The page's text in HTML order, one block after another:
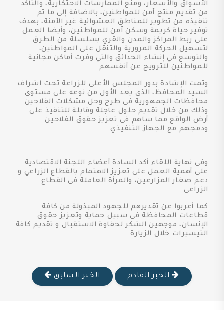
الأسواق والأسعار، ومنع الممارسات الاحتكارية، والتأكد
من تقديم منتج آمن للمواطنين، بالاضافة إلى ما تم
تنفيذه من تطوير للمناطق العشوائية غير الآمنة، بهدف
توفير حياة كريمة وسكن آمن للمواطنين، وأيضا العمل
على ربط المراكز والمدن والقري بسلسلة من الطرق
لتسهيل الحركة المرورية والتنقل على المواطنين،
والتوسع في إنشاء الحدائق والتي وفرت أماكن مجانية
للمواطنين للترويح عن أنفسهم.
وتمت الإشادة بدور المجلس الأعلى للزراعة تحت اشراف
السيد المحافظ، الذى يعد الأول من نوعه على مستوى
محافظات الجمهورية فى طرح وحل مشكلات الفلاحين
وذلك من خلال تقديم حلول عاجلة وقابلة للتنفيذ على
أرض الواقع مما ساهم فى تعزيز حقوق الفلاحين
ودمجهم مع الجهاز التنفيذي.
وفى نهاية اللقاء أكد السادة أعضاء اللجنة الاقتصادية
على أهمية العمل على تعزيز الاهتمام بالقطاع الزراعي و
دعم صغار المزارعين، والمرأة العاملة فى القطاع
الزراعى.
كما أعربوا عن تقديرهم للجهود المبذولة من كافة
قطاعات المحافظة فى سبيل حماية وتعزيز حقوق
الإنسان، موجهين الشكر لحفاوة الاستقبال و تقديم كافة
التيسيرات خلال الزيارة.
الخبر القادم الخبر السابق